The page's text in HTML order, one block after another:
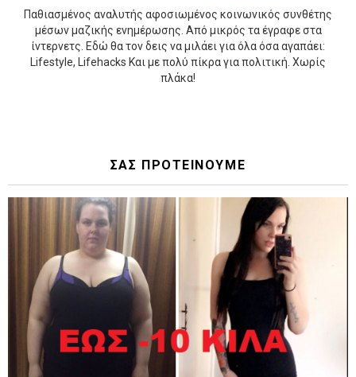
Παθιασμένος αναλυτής αφοσιωμένος κοινωνικός συνθέτης
μέσων μαζικής ενημέρωσης. Από μικρός τα έγραφε στα
ίντερνετς. Εδώ θα τον δεις να μιλάει για όλα όσα αγαπάει:
Lifestyle, Lifehacks Και με πολύ πίκρα για πολιτική. Χωρίς
πλάκα!
ΣΑΣ ΠΡΟΤΕΙΝΟΥΜΕ